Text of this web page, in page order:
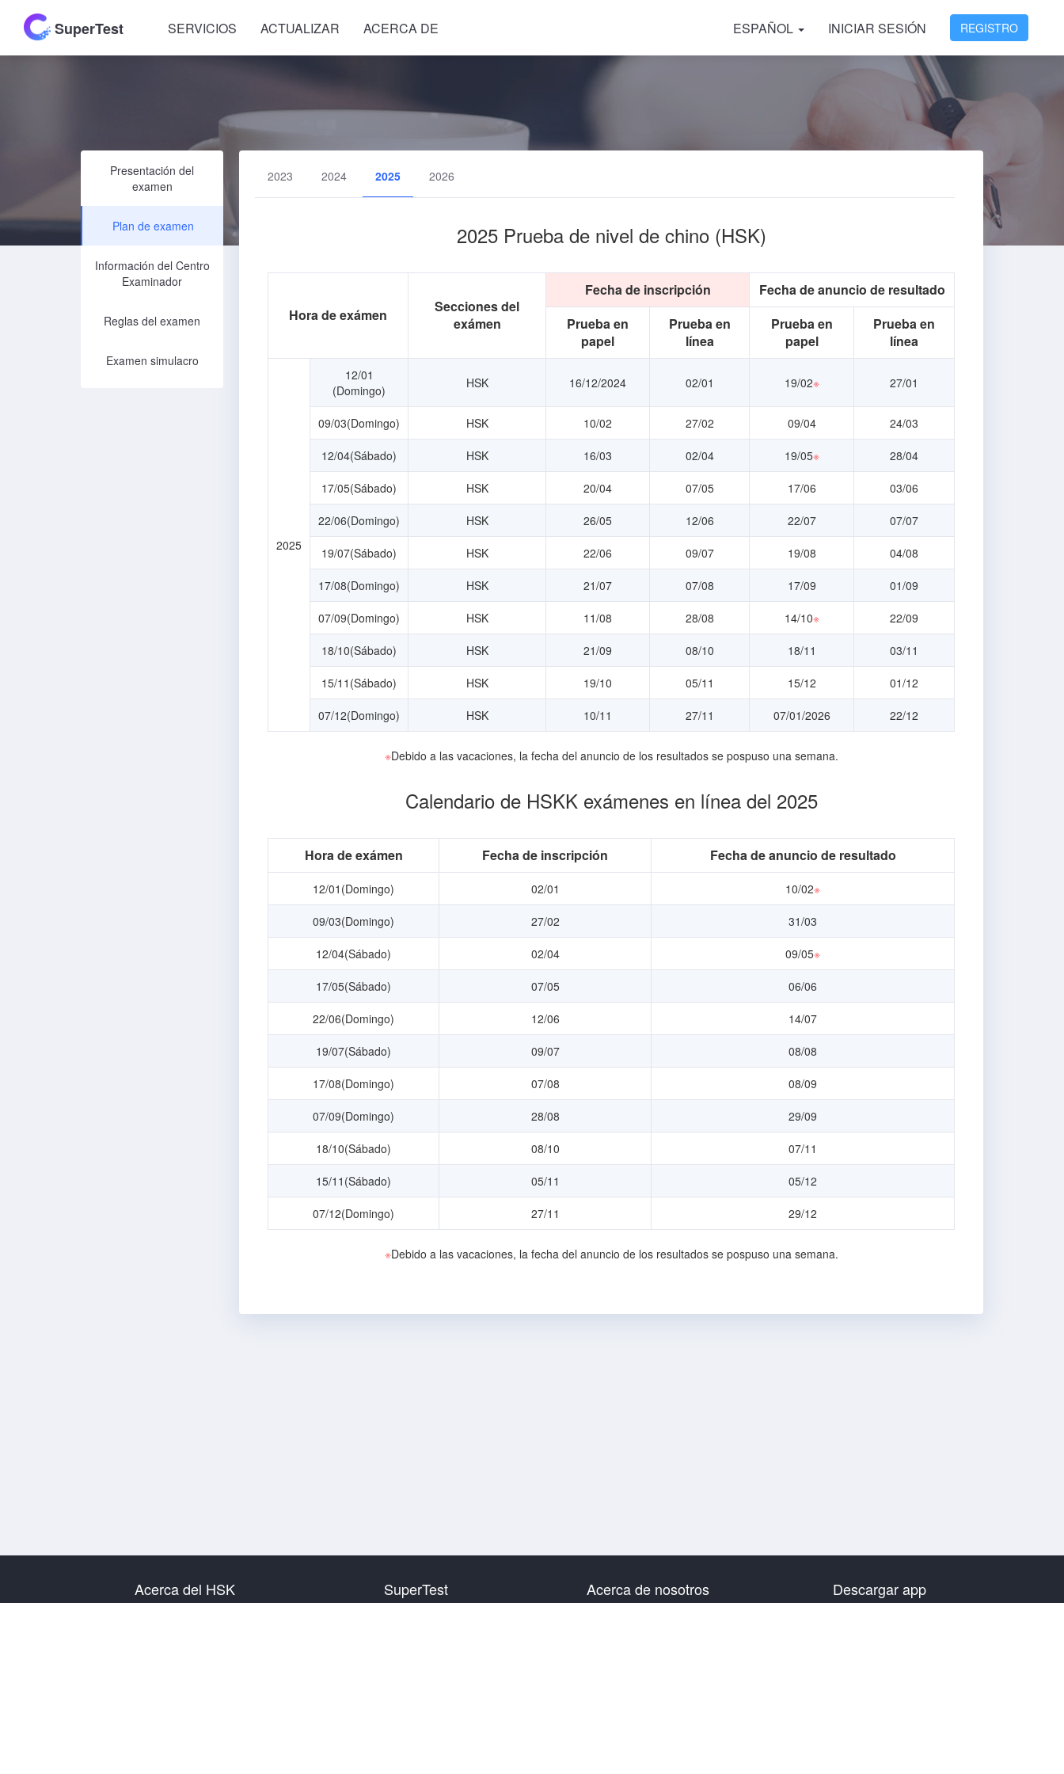
SuperTest SERVICIOS ACTUALIZAR ACERCA DE ESPAÑOL INICIAR SESIÓN REGISTRO
Presentación del
examen
Plan de examen
Información del Centro
Examinador
Reglas del examen
Examen simulacro
2023 2024 2025 2026
2025 Prueba de nivel de chino (HSK)
Hora de exámen
Secciones del
exámen
Fecha de inscripción
Fecha de anuncio de resultado
Prueba en
papel
Prueba en
línea
Prueba en
papel
Prueba en
línea
2025
12/01
(Domingo)
HSK 16/12/2024 02/01 19/02※ 27/01
09/03(Domingo) HSK 10/02 27/02 09/04 24/03
12/04(Sábado) HSK 16/03 02/04 19/05※ 28/04
17/05(Sábado) HSK 20/04 07/05 17/06 03/06
22/06(Domingo) HSK 26/05 12/06 22/07 07/07
19/07(Sábado) HSK 22/06 09/07 19/08 04/08
17/08(Domingo) HSK 21/07 07/08 17/09 01/09
07/09(Domingo) HSK 11/08 28/08 14/10※ 22/09
18/10(Sábado) HSK 21/09 08/10 18/11 03/11
15/11(Sábado) HSK 19/10 05/11 15/12 01/12
07/12(Domingo) HSK 10/11 27/11 07/01/2026 22/12
※Debido a las vacaciones, la fecha del anuncio de los resultados se pospuso una semana.
Calendario de HSKK exámenes en línea del 2025
Hora de exámen Fecha de inscripción Fecha de anuncio de resultado
12/01(Domingo) 02/01 10/02※
09/03(Domingo) 27/02 31/03
12/04(Sábado) 02/04 09/05※
17/05(Sábado) 07/05 06/06
22/06(Domingo) 12/06 14/07
19/07(Sábado) 09/07 08/08
17/08(Domingo) 07/08 08/09
07/09(Domingo) 28/08 29/09
18/10(Sábado) 08/10 07/11
15/11(Sábado) 05/11 05/12
07/12(Domingo) 27/11 29/12
※Debido a las vacaciones, la fecha del anuncio de los resultados se pospuso una semana.
Acerca del HSK SuperTest Acerca de nosotros Descargar app